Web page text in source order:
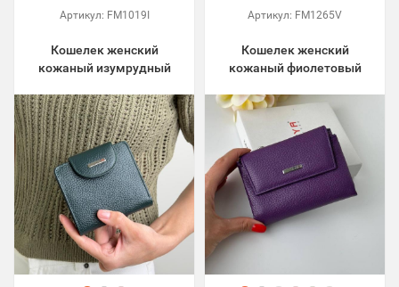
Артикул: FM1019I
Кошелек женский
кожаный изумрудный
Артикул: FM1265V
Кошелек женский
кожаный фиолетовый